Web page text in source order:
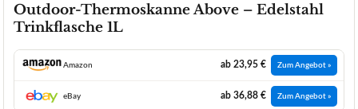
Outdoor-Thermoskanne Above – Edelstahl
Trinkflasche 1L
Amazon ab 23,95 € Zum Angebot »
eBay ab 36,88 € Zum Angebot »